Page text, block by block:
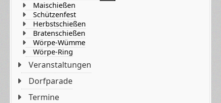
Maischießen
Schützenfest
Herbstschießen
Bratenschießen
Wörpe-Wümme
Wörpe-Ring
Veranstaltungen
Dorfparade
Termine